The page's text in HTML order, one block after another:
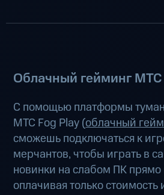
Облачный гейминг МТС
С помощью платформы
МТС Fog Play (облачный
сможешь подключаться к
мерчантов, чтобы играть в
новинки на слабом ПК прямо
оплачивая только стоимость